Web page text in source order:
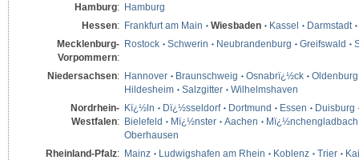
Hamburg: Hamburg
Hessen: Frankfurt am Main Wiesbaden Kassel
Darmstadt
Mecklenburg-
Vorpommern:
Rostock Schwerin Neubrandenburg Greifswald
Niedersachsen: Hannover Braunschweig Osnabrï¿½ck
Oldenburg
Hildesheim
Salzgitter
Wilhelmshaven
Nordrhein-
Westfalen:
Kï¿½ln Dï¿½sseldorf Dortmund Essen
Duisburg
Bielefeld
Mï¿½nster Aachen
Mï¿½nchengladbach
Oberhausen
Rheinland-Pfalz: Mainz Ludwigshafen am Rhein Koblenz Trier